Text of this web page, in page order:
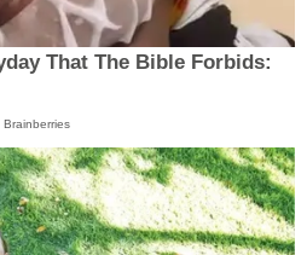
That The Bible Forbids:
Brainberries